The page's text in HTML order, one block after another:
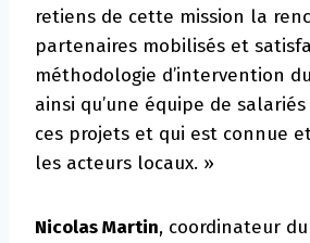
retiens de cette mission la
partenaires mobilisés et
méthodologie d’intervention
ainsi qu’une équipe de
ces projets et qui est connue
les acteurs locaux. »
Nicolas Martin, coordinateur